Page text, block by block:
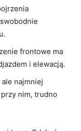
frontowe ma
i elewacją.
najmniej
nim, trudno